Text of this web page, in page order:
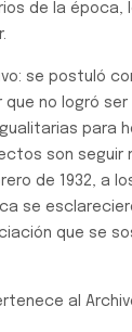
de la
se postuló
que no logró
para
son
de 1932, a
se
que se
al